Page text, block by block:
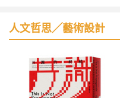
人文哲思╱藝術設計